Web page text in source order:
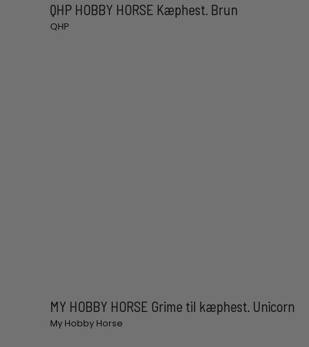
QHP HOBBY HORSE Kæphest. Brun
QHP
MY HOBBY HORSE Grime til kæphest. Unicorn
My Hobby Horse